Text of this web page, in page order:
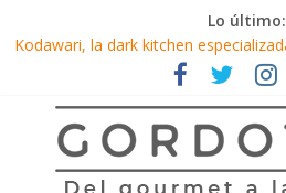
Lo último:
Kodawari, la dark kitchen
consiente en el confinamiento
La Mallorquina, toda una experiencia
Tacos al pastor con una capa de
KYU México, toda una experiencia